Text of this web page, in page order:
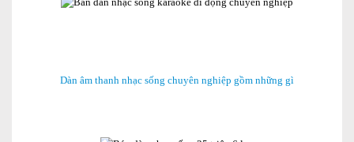
Dàn âm thanh nhạc sống chuyên nghiệp gồm những gì